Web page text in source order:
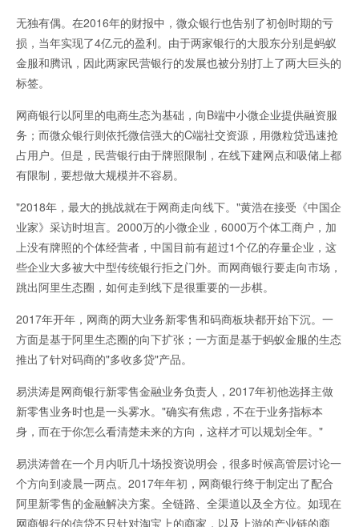
无独有偶。在2016年的财报中，微众银行也告别了初创时期的亏
损，当年实现了4亿元的盈利。由于两家银行的大股东分别是蚂蚁
金服和腾讯，因此两家民营银行的发展也被分别打上了两大巨头的
标签。
网商银行以阿里的电商生态为基础，向B端中小微企业提供融资服
务；而微众银行则依托微信强大的C端社交资源，用微粒贷迅速抢
占用户。但是，民营银行由于牌照限制，在线下建网点和吸储上都
有限制，要想做大规模并不容易。
"2018年，最大的挑战就在于网商走向线下。"黄浩在接受《中国企
业家》采访时坦言。2000万的小微企业，6000万个体工商户，加
上没有牌照的个体经营者，中国目前有超过1个亿的存量企业，这
些企业大多被大中型传统银行拒之门外。而网商银行要走向市场，
跳出阿里生态圈，如何走到线下是很重要的一步棋。
2017年开年，网商的两大业务新零售和码商板块都开始下沉。一
方面是基于阿里生态圈的向下扩张；一方面是基于蚂蚁金服的生态
推出了针对码商的"多收多贷"产品。
易洪涛是网商银行新零售金融业务负责人，2017年初他选择主做
新零售业务时也是一头雾水。"确实有焦虑，不在于业务指标本
身，而在于你怎么看清楚未来的方向，这样才可以规划全年。"
易洪涛曾在一个月内听几十场投资说明会，很多时候高管层讨论一
个方向到凌晨一两点。2017年年初，网商银行终于制定出了配合
阿里新零售的金融解决方案。全链路、全渠道以及全方位。如现在
网商银行的信贷不只针对淘宝上的商家，以及上游的产业链的商